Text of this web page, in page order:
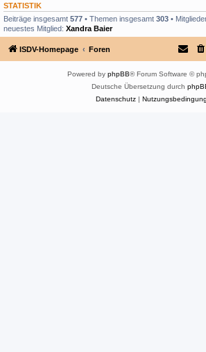
STATISTIK
Beiträge insgesamt 577 • Themen insgesamt 303 •
neuestes Mitglied: Xandra Baier
ISDV-Homepage Foren
Powered by phpBB® Forum Software ©
Deutsche Übersetzung durch
Datenschutz|